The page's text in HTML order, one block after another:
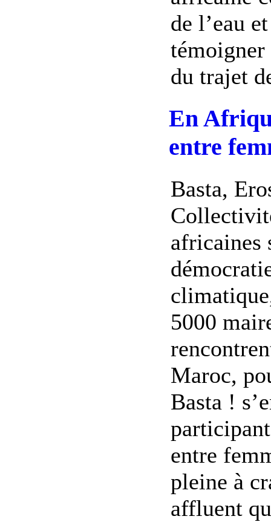
de l’eau
témoigner
du trajet
En
entre
Basta,
africaines
5000
Maroc,
Basta !
entre
pleine à
affluent